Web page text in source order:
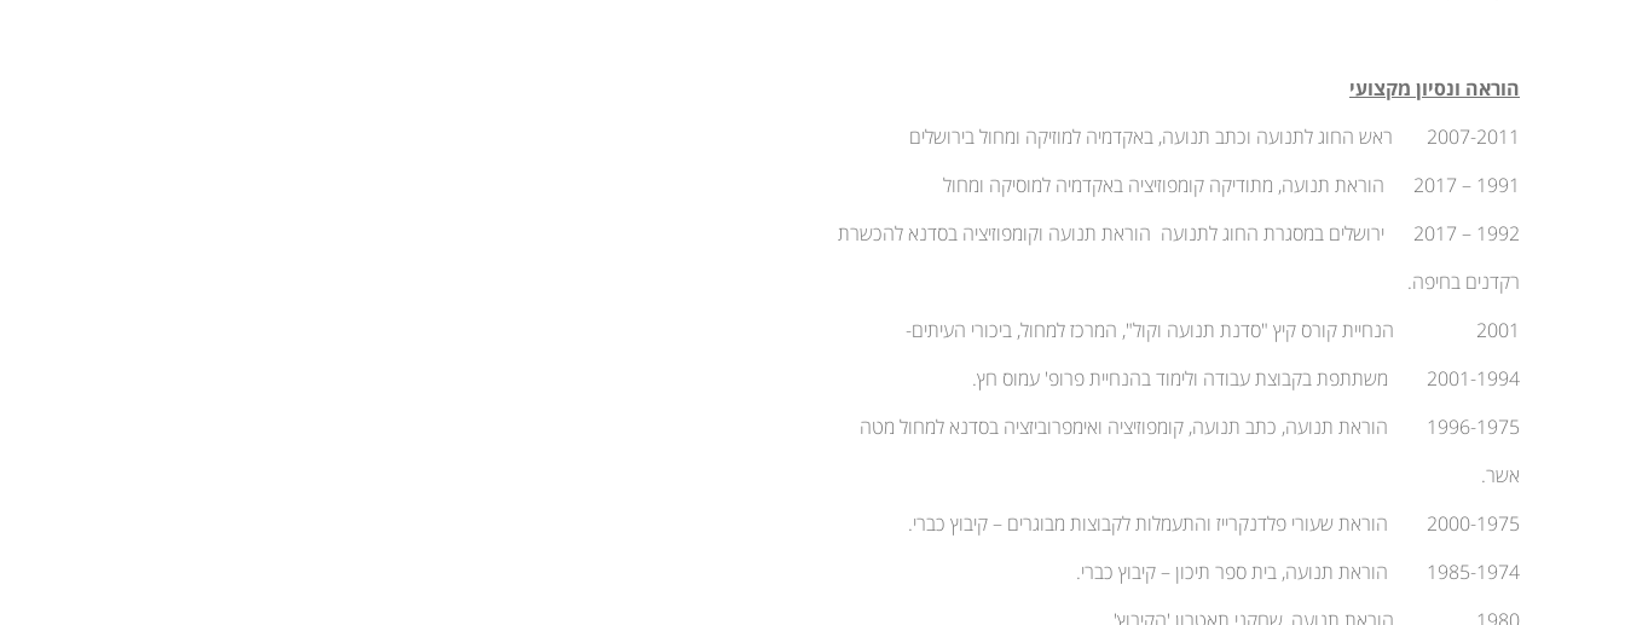
הוראה ונסיון מקצועי
2007-2011 ראש החוג לתנועה וכתב תנועה, באקדמיה למוזיקה ומחול בירושלים
1991 – 2017 הוראת תנועה, מתודיקה קומפוזיציה באקדמיה למוסיקה ומחול
1992 – 2017 ירושלים במסגרת החוג לתנועה הוראת תנועה וקומפוזיציה בסדנא להכשרת
רקדנים בחיפה.
2001 הנחיית קורס קיץ "סדנת תנועה וקול", המרכז למחול, ביכורי העיתים-
2001-1994 משתתפת בקבוצת עבודה ולימוד בהנחיית פרופ' עמוס חץ.
1996-1975 הוראת תנועה, כתב תנועה, קומפוזיציה ואימפרוביזציה בסדנא למחול מטה
אשר.
2000-1975 הוראת שעורי פלדנקרייז והתעמלות לקבוצות מבוגרים – קיבוץ כברי.
1985-1974 הוראת תנועה, בית ספר תיכון – קיבוץ כברי.